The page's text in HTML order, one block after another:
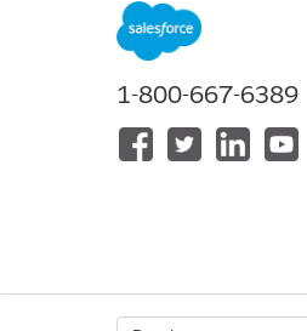
1-800-667-6389